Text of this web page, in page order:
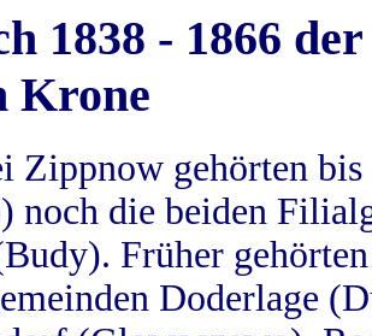
1838 - 1866
Krone
Zippnow gehörten
noch die beiden
Früher
Doderlage